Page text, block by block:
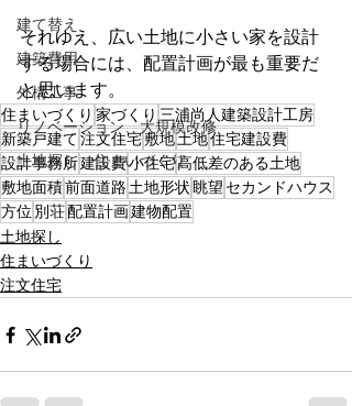
建て替え
建築費用
外構工事
リノベーション、大規模改修
土地探し 住まいづくり
それゆえ、広い土地に小さい家を設計
する場合には、配置計画が最も重要だ
と思います。
住まいづくり 家づくり 三浦尚人建築設計工房
新築戸建て注文住宅敷地土地住宅建設費
設計事務所建設費小住宅高低差のある土地
敷地面積前面道路 土地形状 眺望 セカンドハウス
方位 別荘配置計画建物配置
土地探し
住まいづくり
注文住宅